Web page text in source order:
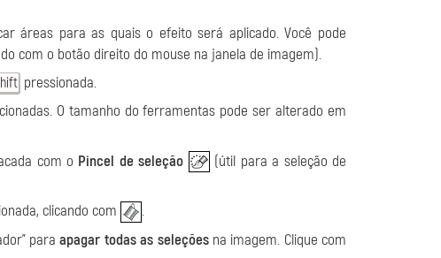
áreas para as quais o efeito será aplicado. Você pode
com o botão direito do mouse na janela de imagem).
pressionada.
O tamanho do ferramentas pode ser alterado em
com o Pincel de seleção
(útil para a seleção de
clicando com
.
paraapagar todas as seleçõesna imagem. Clique com